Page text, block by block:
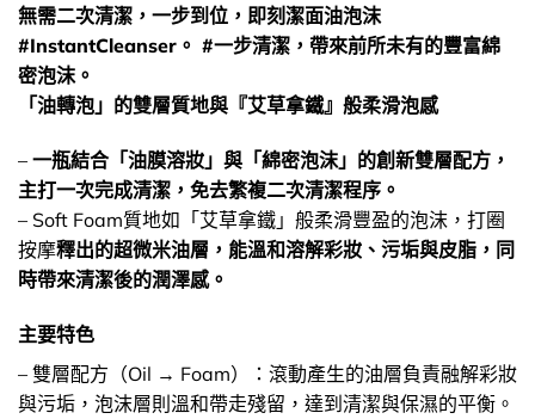
無需二次清潔，一步到位，即刻潔面油泡沫
#InstantCleanser。 #一步清潔，帶來前所未有的豐富綿
密泡沫。
「油轉泡」的雙層質地與『艾草拿鐵』般柔滑泡感
– 一瓶結合「油膜溶妝」與「綿密泡沫」的創新雙層配方，
主打一次完成清潔，免去繁複二次清潔程序。
– Soft Foam質地如「艾草拿鐵」般柔滑豐盈的泡沫，打圈
按摩釋出的超微米油層，能溫和溶解彩妝、污垢與皮脂，同
時帶來清潔後的潤澤感。
主要特色
– 雙層配方（Oil → Foam）：滾動產生的油層負責融解彩妝
與污垢，泡沫層則溫和帶走殘留，達到清潔與保濕的平衡。